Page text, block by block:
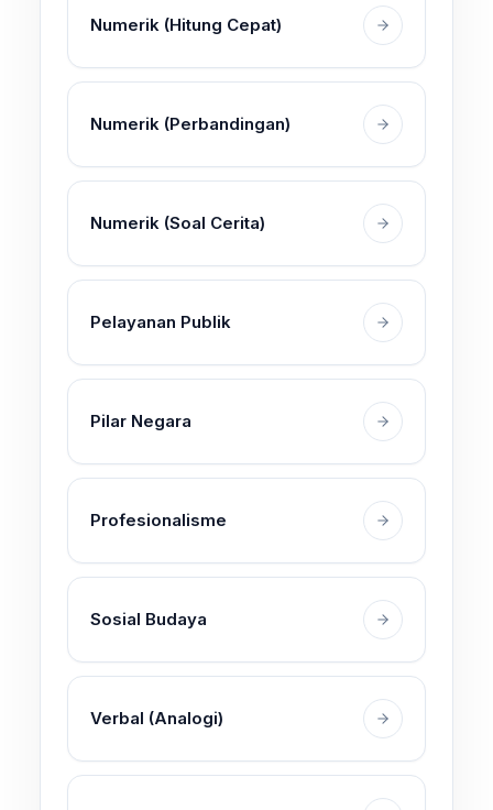
Numerik (Hitung Cepat)
Numerik (Perbandingan)
Numerik (Soal Cerita)
Pelayanan Publik
Pilar Negara
Profesionalisme
Sosial Budaya
Verbal (Analogi)